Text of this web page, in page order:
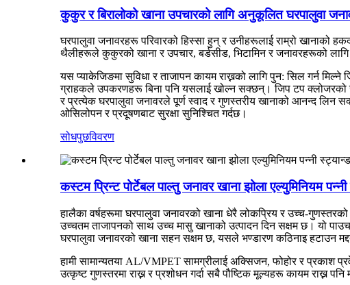
कुकुर र बिरालोको खाना उपचारको लागि अनुकूलित घरपालुवा
घरपालुवा जनावरहरू परिवारको हिस्सा हुन् र उनीहरूलाई राम्रो खानाको
थैलीहरूले कुकुरको खाना र उपचार, बर्डसीड, भिटामिन र जनावरहरूको
यस प्याकेजिङमा सुविधा र ताजापन कायम राख्नको लागि पुन: सिल गर्न
ग्राहकले उपकरणहरू बिना पनि यसलाई खोल्न सक्छन्। जिप टप क्लोजरको
र प्रत्येक घरपालुवा जनावरले पूर्ण स्वाद र गुणस्तरीय खानाको आनन्द लिन
ओसिलोपन र प्रदूषणबाट सुरक्षा सुनिश्चित गर्दछ।
सोधपुछविवरण
कस्टम प्रिन्ट पोर्टेबल पाल्तु जनावर खाना झोला एल्युमिनियम
हालैका वर्षहरूमा घरपालुवा जनावरको खाना धेरै लोकप्रिय र उच्च-
उच्चतम ताजापनको साथ उच्च मासु खानाको उत्पादन दिन सक्षम छ। यो
घरपालुवा जनावरको खाना सहन सक्षम छ, यसले भण्डारण कठिनाइ हटाउन
हामी सामान्यतया AL/VMPET सामग्रीलाई अक्सिजन, फोहोर र प्रकाश
उत्कृष्ट गुणस्तरमा राख्न र प्रशोधन गर्दा सबै पौष्टिक मूल्यहरू कायम राख्न